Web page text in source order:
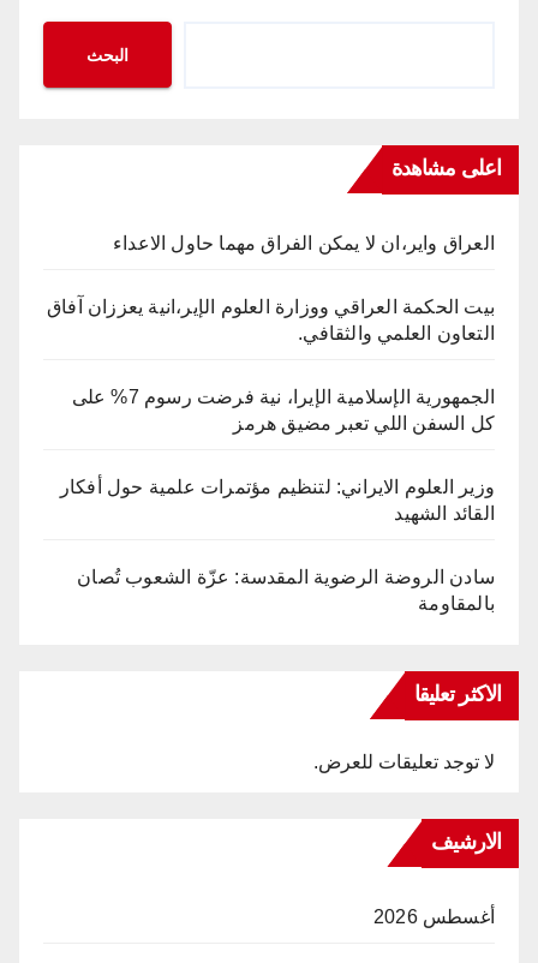
البحث
اعلى مشاهدة
العراق واير،ان لا يمكن الفراق مهما حاول الاعداء
بيت الحكمة العراقي ووزارة العلوم الإير،انية يعززان آفاق
التعاون العلمي والثقافي.
الجمهورية الإسلامية الإيرا، نية فرضت رسوم 7% على
كل السفن اللي تعبر مضيق هرمز
وزير العلوم الايراني: لتنظيم مؤتمرات علمية حول أفكار
القائد الشهيد
سادن الروضة الرضوية المقدسة: عزّة الشعوب تُصان
بالمقاومة
الاكثر تعليقا
لا توجد تعليقات للعرض.
الارشيف
أغسطس 2026